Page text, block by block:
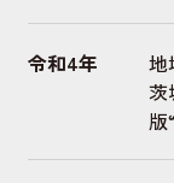
令和4年
地
茨